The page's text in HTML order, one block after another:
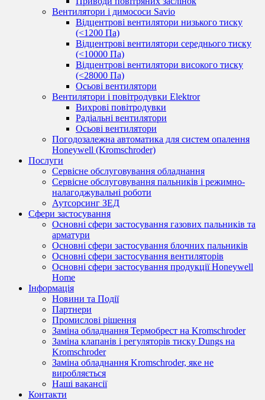
Вентилятори і димососи Savio
Відцентрові вентилятори низького тиску
(<1200 Па)
Відцентрові вентилятори середнього тиску
(<10000 Па)
Відцентрові вентилятори високого тиску
(<28000 Па)
Осьові вентилятори
Вентилятори і повітродувки Elektror
Вихрові повітродувки
Радіальні вентилятори
Осьові вентилятори
Погодозалежна автоматика для систем опалення
Honeywell (Kromschroder)
Послуги
Сервісне обслуговування обладнання
Сервісне обслуговування пальників і режимно-
налагоджувальні роботи
Аутсорсинг ЗЕД
Сфери застосування
Основні сфери застосування газових пальників та
арматури
Основні сфери застосування блочних пальників
Основні сфери застосування вентиляторів
Основні сфери застосування продукції Honeywell
Home
Інформація
Новини та Події
Партнери
Промислові рішення
Заміна обладнання Термобрест на Kromschroder
Заміна клапанів і регуляторів тиску Dungs на
Kromschroder
Заміна обладнання Kromschroder, яке не
виробляється
Наші вакансії
Контакти